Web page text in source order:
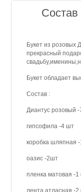
Состав
Букет из розовых
прекрасный
Букет обладает
Состав :
Диантус розовый
гипсофила -4 шт
коробка шляпная
оазис -2шт
пленка матовая -
лента атласная -